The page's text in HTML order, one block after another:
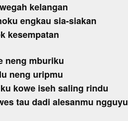
kelangan
engkau sia-siakan
kesempatan
neng mburiku
neng uripmu
kowe iseh saling rindu
tau dadi alesanmu ngguyu